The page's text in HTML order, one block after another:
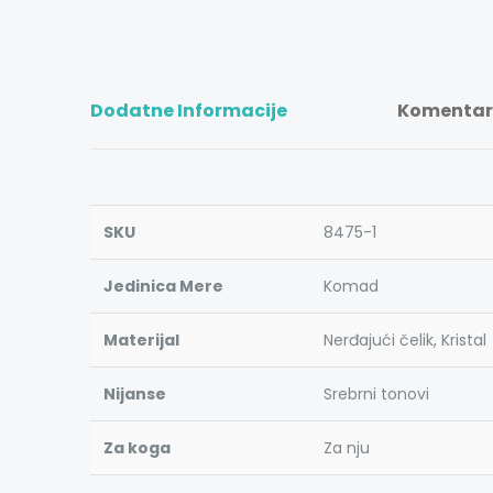
Dodatne Informacije
SKU 8475-1
Jedinica Mere Komad
Materijal Nerđajući čelik, Kristal
Nijanse Srebrni tonovi
Za koga Za nju